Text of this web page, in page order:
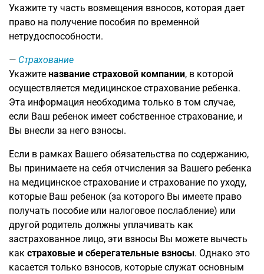
Укажите ту часть возмещения взносов, которая дает
право на получение пособия по временной
нетрудоспособности.
Страхование
Укажите название страховой компании, в которой
осуществляется медицинское страхование ребенка.
Эта информация необходима только в том случае,
если Ваш ребенок имеет собственное страхование, и
Вы внесли за него взносы.
Если в рамках Вашего обязательства по содержанию,
Вы принимаете на себя отчисления за Вашего ребенка
на медицинское страхование и страхование по уходу,
которые Ваш ребенок (за которого Вы имеете право
получать пособие или налоговое послабление) или
другой родитель должны уплачивать как
застрахованное лицо, эти взносы Вы можете вычесть
как страховые и сберегательные взносы. Однако это
касается только взносов, которые служат основным